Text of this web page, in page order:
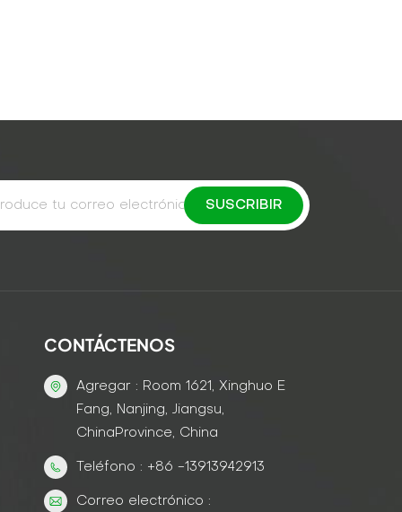
CONTÁCTENOS
Agregar : Room 1621, Xinghuo E
Fang, Nanjing, Jiangsu,
ChinaProvince, China
Teléfono : +86 -13913942913
Correo electrónico :